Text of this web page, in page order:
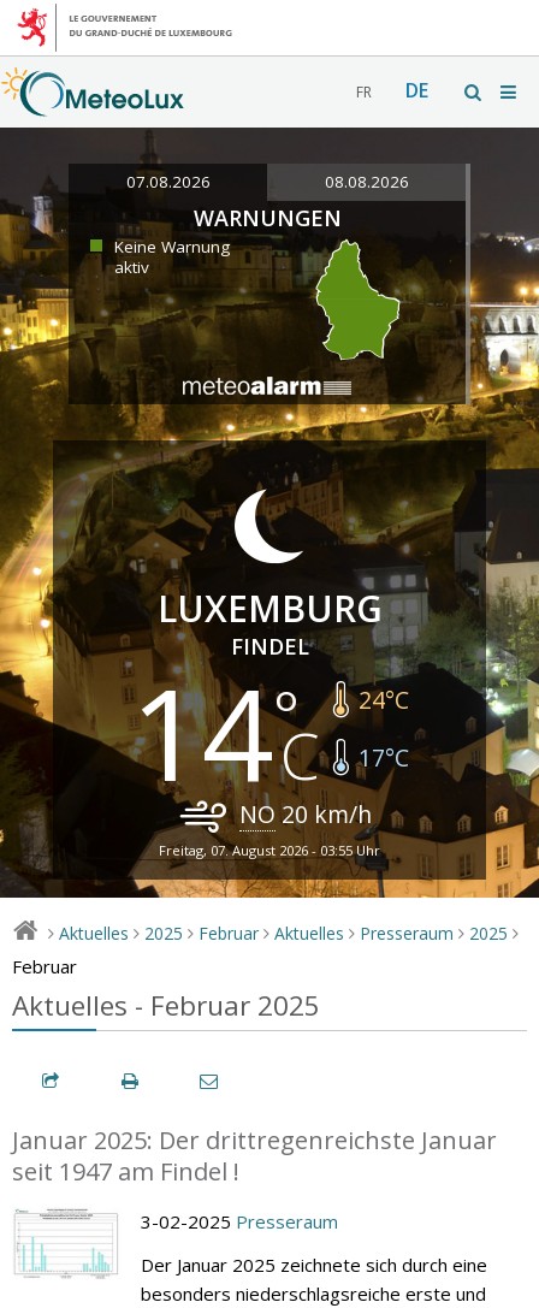
FR DE
07.08.2026 08.08.2026
WARNUNGEN
Keine Warnung
aktiv
LUXEMBURG
FINDEL
14 24°C
17°C
NO 20 km/h
Freitag, 07. August 2026 - 03:55 Uhr
> Aktuelles > 2025 > Februar > Aktuelles > Presseraum > 2025 >
Februar
Aktuelles - Februar 2025
Januar 2025: Der drittregenreichste Januar
seit 1947 am Findel !
3-02-2025 Presseraum
Der Januar 2025 zeichnete sich durch eine
besonders niederschlagsreiche erste und